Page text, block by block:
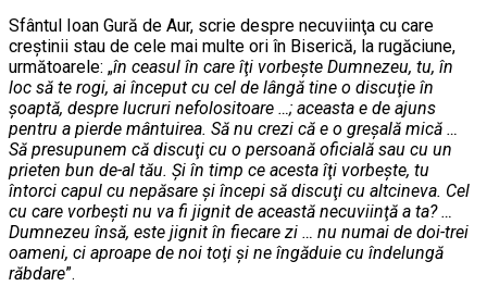
Sfântul Ioan Gură de Aur, scrie despre necuviinţa cu care
creştinii stau de cele mai multe ori în Biserică, la rugăciune,
următoarele: „în ceasul în care îţi vorbeşte Dumnezeu, tu, în
loc să te rogi, ai început cu cel de lângă tine o discuţie în
şoaptă, despre lucruri nefolositoare …; aceasta e de ajuns
pentru a pierde mântuirea. Să nu crezi că e o greşală mică …
Să presupunem că discuţi cu o persoană oficială sau cu un
prieten bun de-al tău. Şi în timp ce acesta îţi vorbeşte, tu
întorci capul cu nepăsare şi începi să discuţi cu altcineva. Cel
cu care vorbeşti nu va fi jignit de această necuviinţă a ta? …
Dumnezeu însă, este jignit în fiecare zi … nu numai de doi-trei
oameni, ci aproape de noi toţi şi ne îngăduie cu îndelungă
răbdare”.